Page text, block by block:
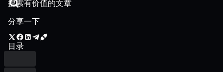
分享一下
目录